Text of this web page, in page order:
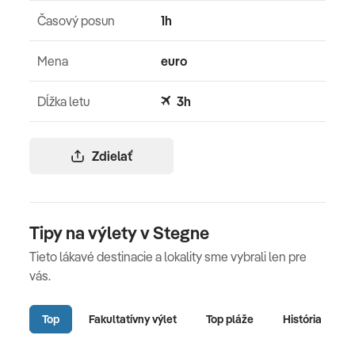
Zdielať
Časový posun 1h
Mena euro
Dĺžka letu 3h
Tipy na výlety v Stegne
Tieto lákavé destinacie a lokality sme vybrali len pre
vás.
Top Fakultatívny výlet Top pláže História